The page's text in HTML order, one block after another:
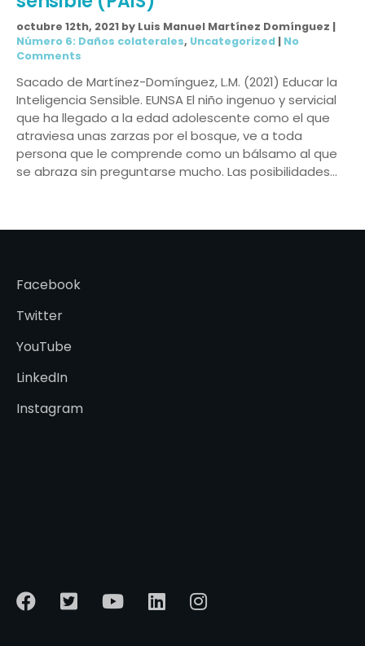
octubre 12th, 2021 by Luis Manuel Martínez Domínguez |
Número 6: Daños colaterales, Uncategorized | No
Comments
Sacado de Martínez-Domínguez, L.M. (2021) Educar la
Inteligencia Sensible. EUNSA El niño ingenuo y servicial
que ha llegado a la edad adolescente como el que
atraviesa unas zarzas por el bosque, ve a toda
persona que le comprende como un bálsamo al que
se abraza sin preguntarse mucho. Las posibilidades…
Facebook
Twitter
YouTube
LinkedIn
Instagram